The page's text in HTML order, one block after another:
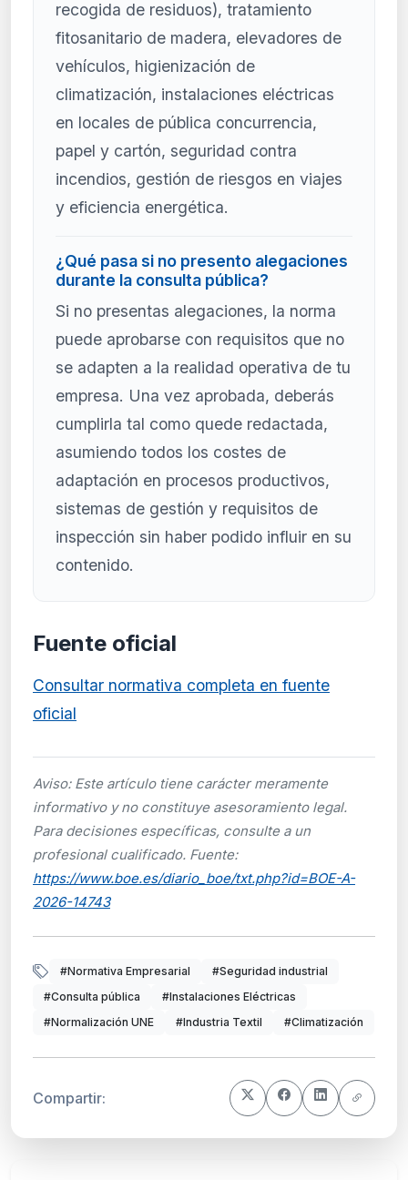
recogida de residuos), tratamiento
fitosanitario de madera, elevadores de
vehículos, higienización de
climatización, instalaciones eléctricas
en locales de pública concurrencia,
papel y cartón, seguridad contra
incendios, gestión de riesgos en viajes
y eficiencia energética.
¿Qué pasa si no presento alegaciones
durante la consulta pública?
Si no presentas alegaciones, la norma
puede aprobarse con requisitos que no
se adapten a la realidad operativa de tu
empresa. Una vez aprobada, deberás
cumplirla tal como quede redactada,
asumiendo todos los costes de
adaptación en procesos productivos,
sistemas de gestión y requisitos de
inspección sin haber podido influir en su
contenido.
Fuente oficial
Consultar normativa completa en fuente
oficial
Aviso: Este artículo tiene carácter meramente
informativo y no constituye asesoramiento legal.
Para decisiones específicas, consulte a un
profesional cualificado. Fuente:
https://www.boe.es/diario_boe/txt.php?id=BOE-A-
2026-14743
#Normativa Empresarial
#Seguridad industrial
#Consulta pública
#Instalaciones Eléctricas
#Normalización UNE
#Industria Textil #Climatización
Compartir: